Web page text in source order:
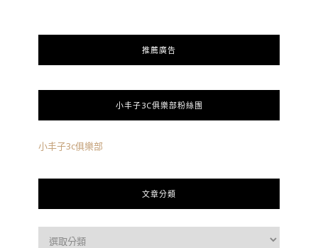
推薦廣告
小丰子3C俱樂部粉絲團
小丰子3c俱樂部
文章分類